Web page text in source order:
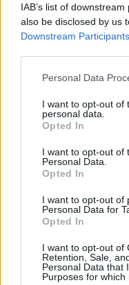
IAB’s list of
also be disclosed by us
Downstream Participants
Please note that this
not limited to your visit
grant or deny consent
use your data for below
consent section.
Personal Data
I want to opt-out of
personal data.
Opted In
I want to opt-out of
Personal Data.
Opted In
I want to opt-out of
Personal Data for
Opted In
I want to opt-out of
Retention, Sale,
Personal Data that
Purposes for which